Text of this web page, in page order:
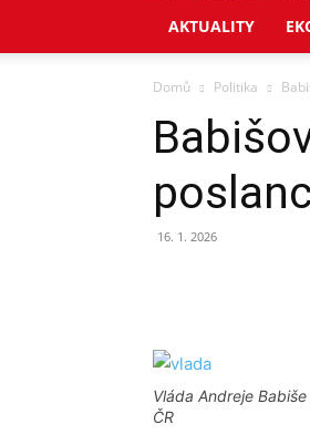
AKTUALITY
Domů Politika
16. 1. 2026
Vláda Andreje
ČR